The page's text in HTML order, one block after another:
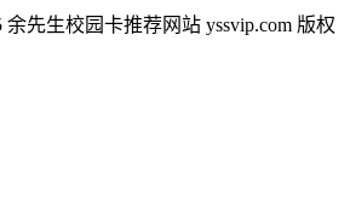
余先生校园卡推荐网站 yssvip.com 版权